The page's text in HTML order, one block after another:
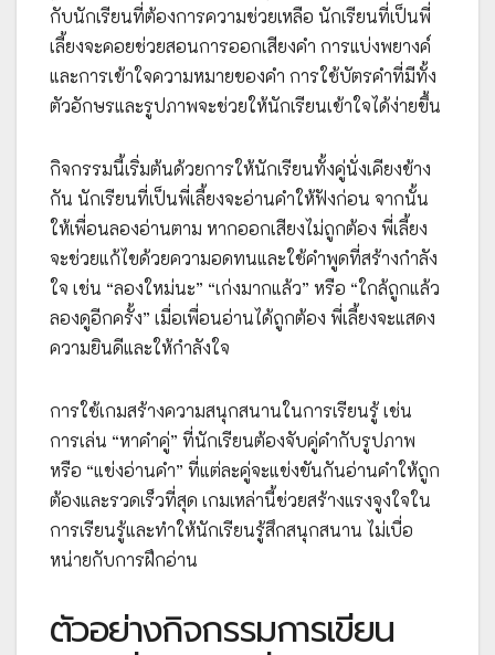
กับนักเรียนที่ต้องการความช่วยเหลือ นักเรียนที่เป็นพี่
เลี้ยงจะคอยช่วยสอนการออกเสียงคำ การแบ่งพยางค์
และการเข้าใจความหมายของคำ การใช้บัตรคำที่มีทั้ง
ตัวอักษรและรูปภาพจะช่วยให้นักเรียนเข้าใจได้ง่ายขึ้น
กิจกรรมนี้เริ่มต้นด้วยการให้นักเรียนทั้งคู่นั่งเคียงข้าง
กัน นักเรียนที่เป็นพี่เลี้ยงจะอ่านคำให้ฟังก่อน จากนั้น
ให้เพื่อนลองอ่านตาม หากออกเสียงไม่ถูกต้อง พี่เลี้ยง
จะช่วยแก้ไขด้วยความอดทนและใช้คำพูดที่สร้างกำลัง
ใจ เช่น “ลองใหม่นะ” “เก่งมากแล้ว” หรือ “ใกล้ถูกแล้ว
ลองดูอีกครั้ง” เมื่อเพื่อนอ่านได้ถูกต้อง พี่เลี้ยงจะแสดง
ความยินดีและให้กำลังใจ
การใช้เกมสร้างความสนุกสนานในการเรียนรู้ เช่น
การเล่น “หาคำคู่” ที่นักเรียนต้องจับคู่คำกับรูปภาพ
หรือ “แข่งอ่านคำ” ที่แต่ละคู่จะแข่งขันกันอ่านคำให้ถูก
ต้องและรวดเร็วที่สุด เกมเหล่านี้ช่วยสร้างแรงจูงใจใน
การเรียนรู้และทำให้นักเรียนรู้สึกสนุกสนาน ไม่เบื่อ
หน่ายกับการฝึกอ่าน
ตัวอย่างกิจกรรมการเขียน